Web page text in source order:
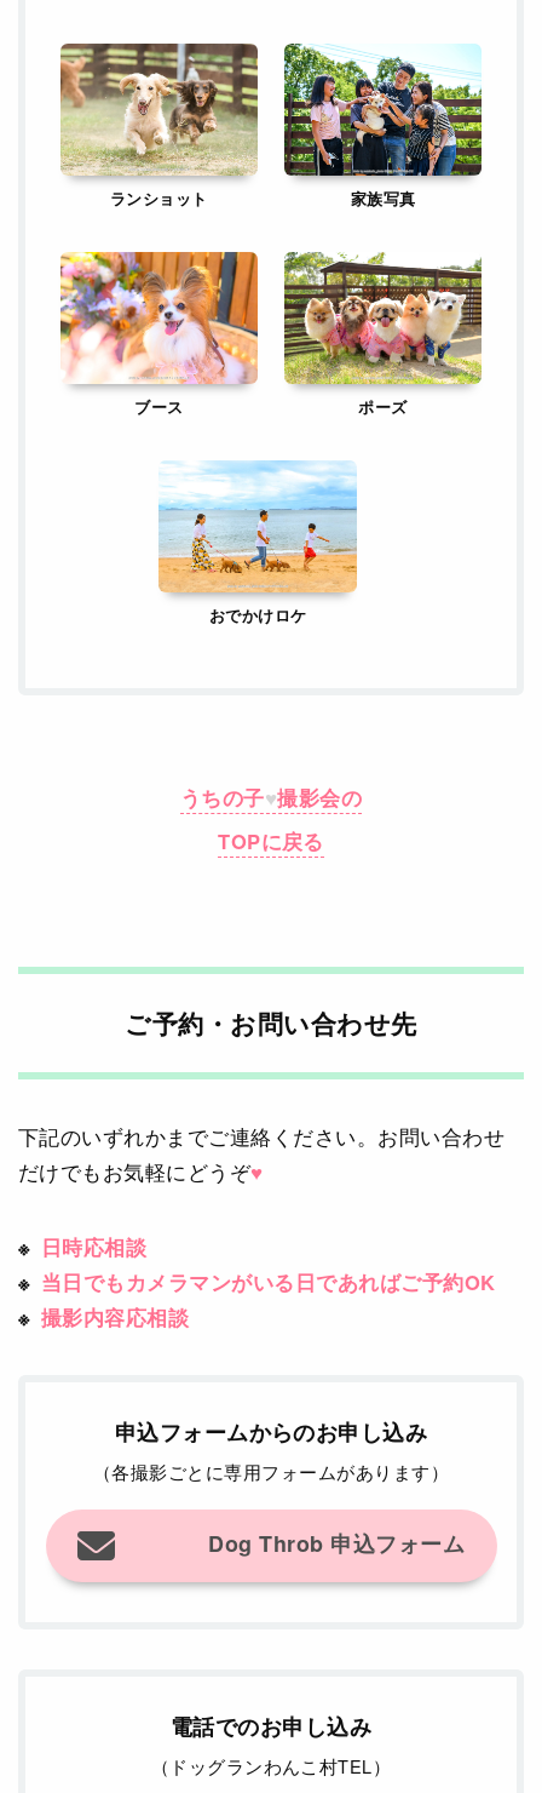
ランショット 家族写真
ブース ポーズ
おでかけロケ
うちの子♥撮影会の
TOPに戻る
ご予約・お問い合わせ先
下記のいずれかまでご連絡ください。お問い合わせ
だけでもお気軽にどうぞ♥
日時応相談
当日でもカメラマンがいる日であればご予約OK
撮影内容応相談
申込フォームからのお申し込み
（各撮影ごとに専用フォームがあります）
Dog Throb 申込フォーム
電話でのお申し込み
（ドッグランわんこ村TEL）